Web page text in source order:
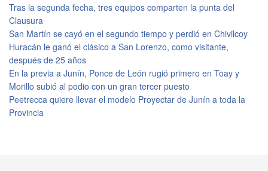
Tras la segunda fecha, tres equipos comparten la punta del
Clausura
San Martín se cayó en el segundo tiempo y perdió en Chivilcoy
Huracán le ganó el clásico a San Lorenzo, como visitante,
después de 25 años
En la previa a Junín, Ponce de León rugió primero en Toay y
Morillo subió al podio con un gran tercer puesto
Peetrecca quiere llevar el modelo Proyectar de Junín a toda la
Provincia